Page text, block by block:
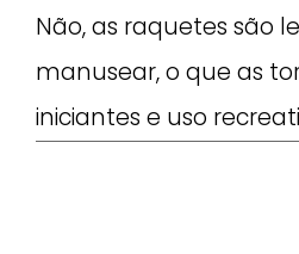
Não, as raquetes são
manusear, o que as
iniciantes e uso